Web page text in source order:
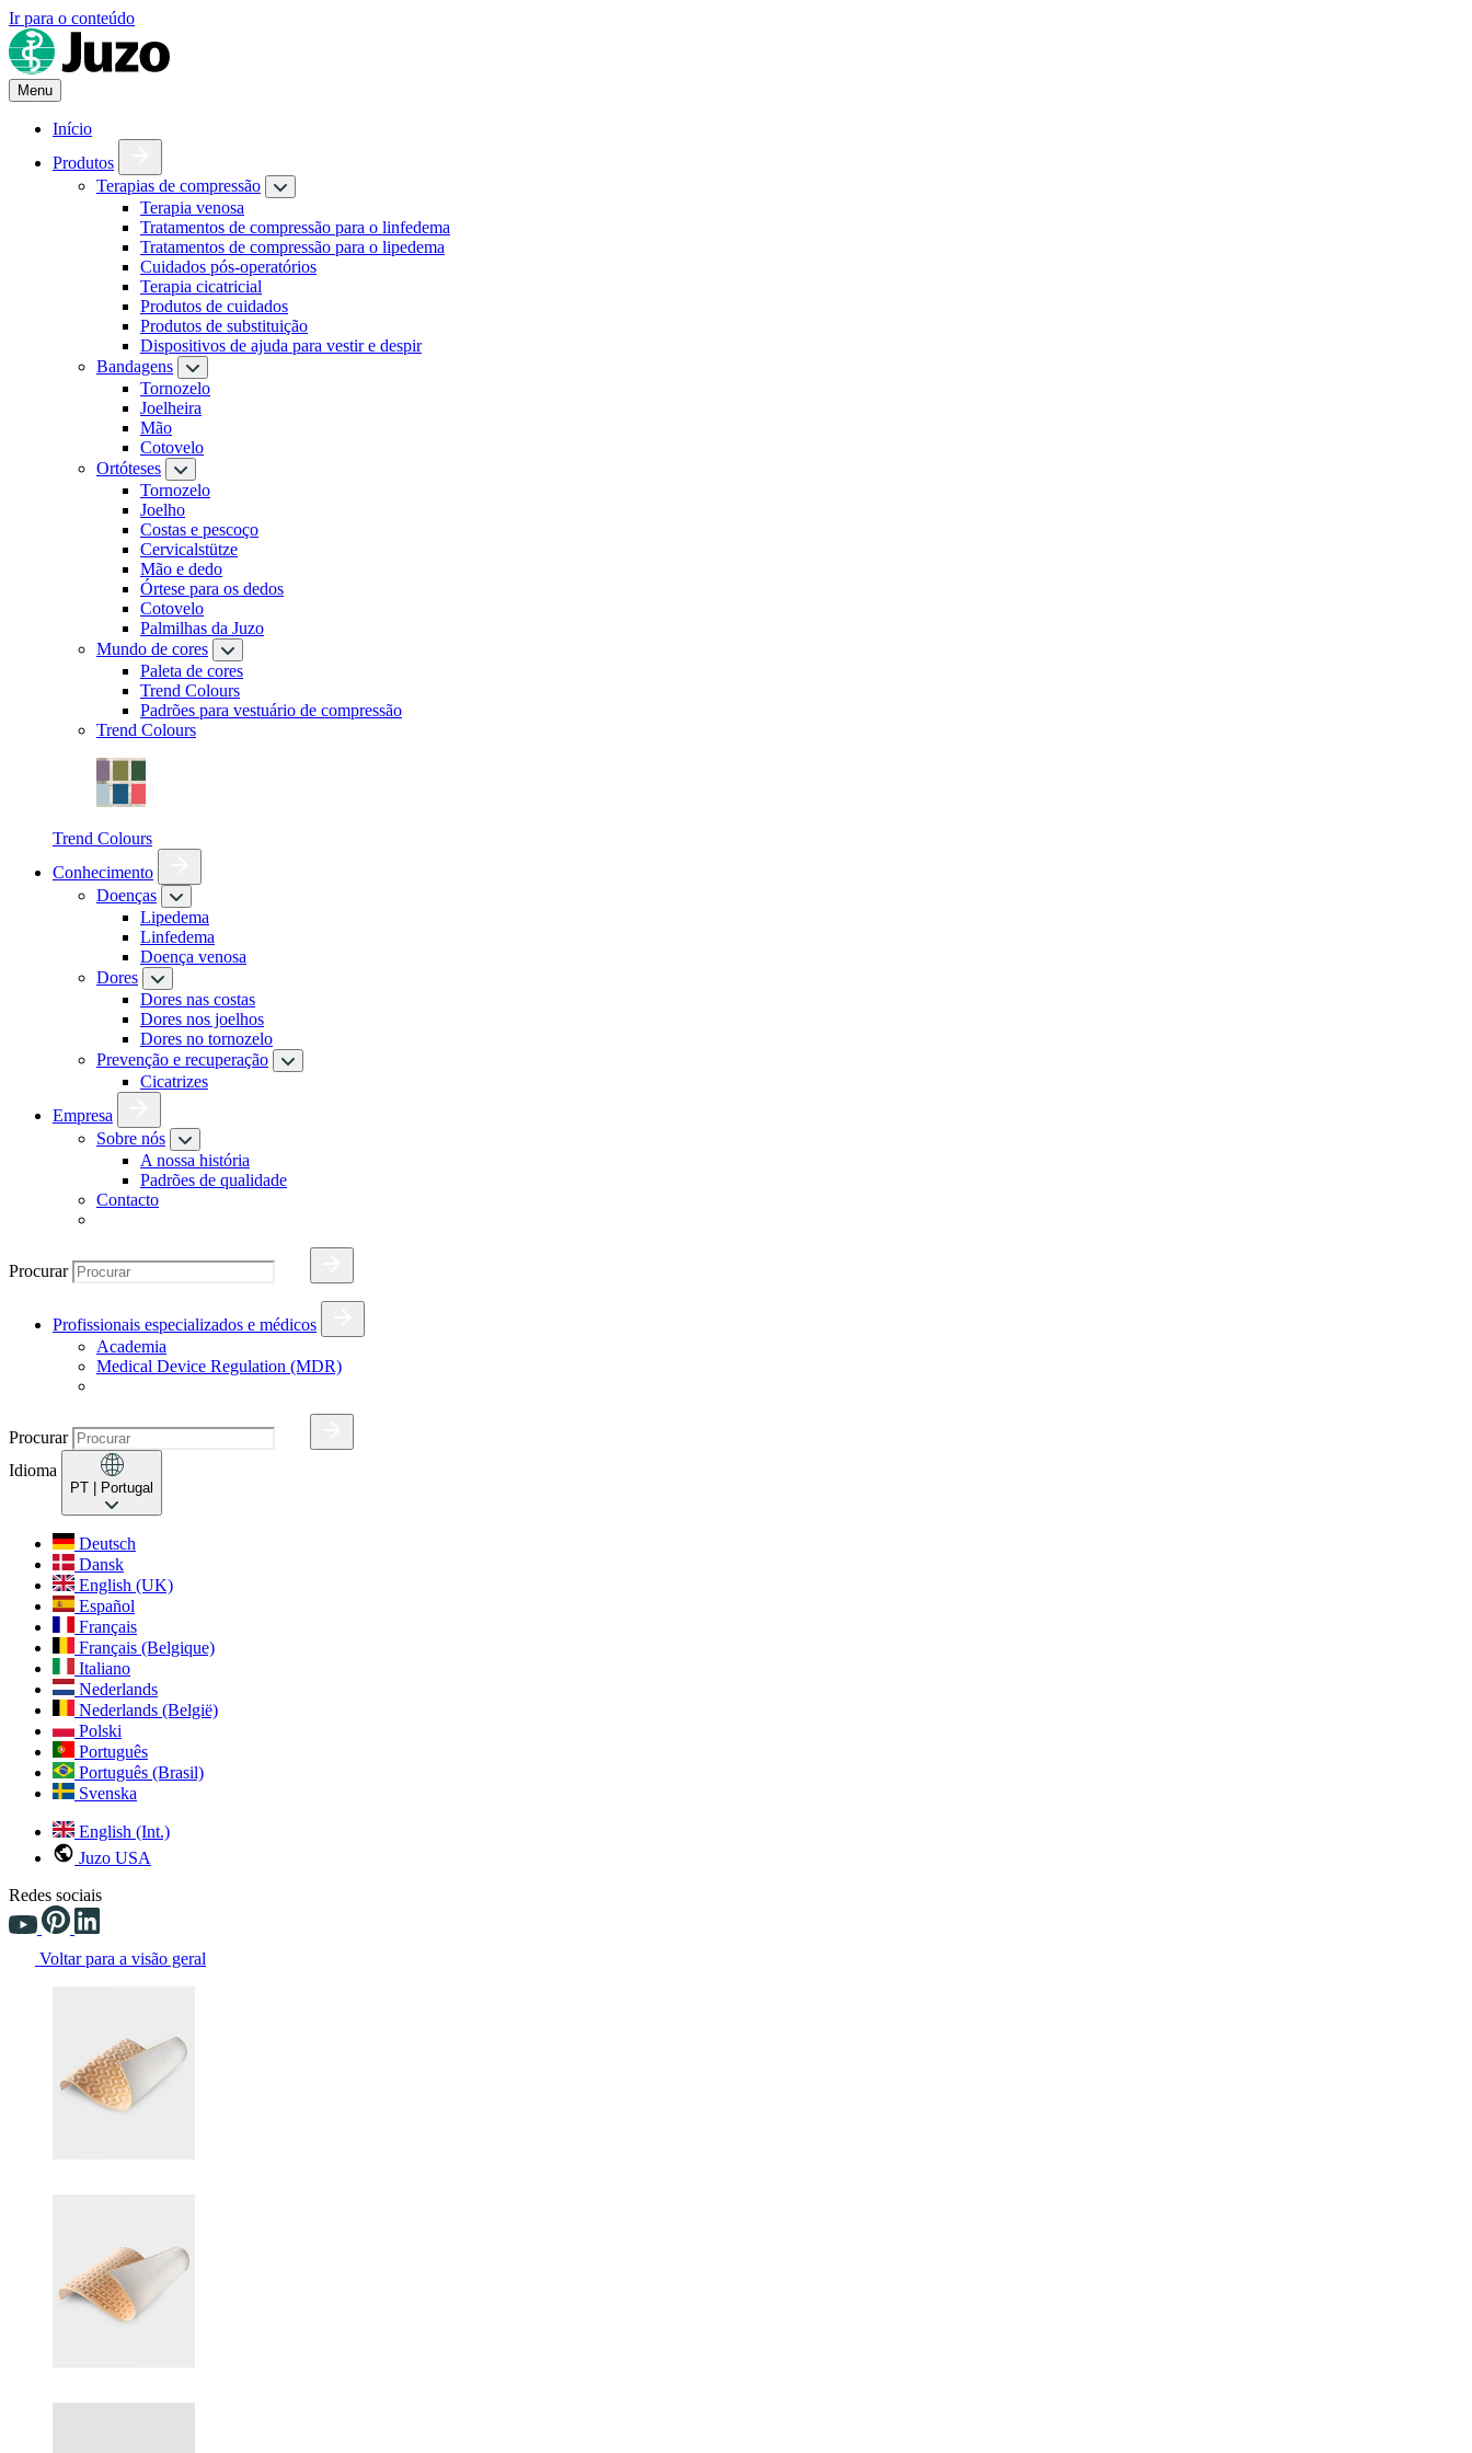
Ir para o conteúdo
Menu
Início
Produtos
Terapias de compressão
Terapia venosa
Tratamentos de compressão para o linfedema
Tratamentos de compressão para o lipedema
Cuidados pós-operatórios
Terapia cicatricial
Produtos de cuidados
Produtos de substituição
Dispositivos de ajuda para vestir e despir
Bandagens
Tornozelo
Joelheira
Mão
Cotovelo
Ortóteses
Tornozelo
Joelho
Costas e pescoço
Cervicalstütze
Mão e dedo
Órtese para os dedos
Cotovelo
Palmilhas da Juzo
Mundo de cores
Paleta de cores
Trend Colours
Padrões para vestuário de compressão
Trend Colours
Trend Colours
Conhecimento
Doenças
Lipedema
Linfedema
Doença venosa
Dores
Dores nas costas
Dores nos joelhos
Dores no tornozelo
Prevenção e recuperação
Cicatrizes
Empresa
Sobre nós
A nossa história
Padrões de qualidade
Contacto
Procurar
Profissionais especializados e médicos
Academia
Medical Device Regulation (MDR)
Procurar
Idioma
PT | Portugal
Deutsch
Dansk
English (UK)
Español
Français
Français (Belgique)
Italiano
Nederlands
Nederlands (België)
Polski
Português
Português (Brasil)
Svenska
English (Int.)
Juzo USA
Redes sociais
Voltar para a visão geral